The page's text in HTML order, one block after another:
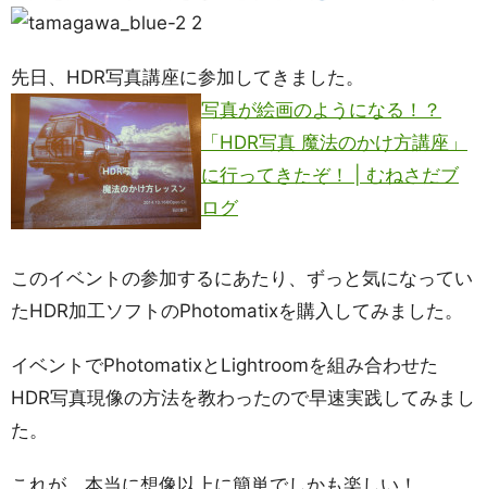
先日、HDR写真講座に参加してきました。
写真が絵画のようになる！？
「HDR写真 魔法のかけ方講座」
に行ってきたぞ！ | むねさだブ
ログ
このイベントの参加するにあたり、ずっと気になってい
たHDR加工ソフトのPhotomatixを購入してみました。
イベントでPhotomatixとLightroomを組み合わせた
HDR写真現像の方法を教わったので早速実践してみまし
た。
これが、本当に想像以上に簡単でしかも楽しい！